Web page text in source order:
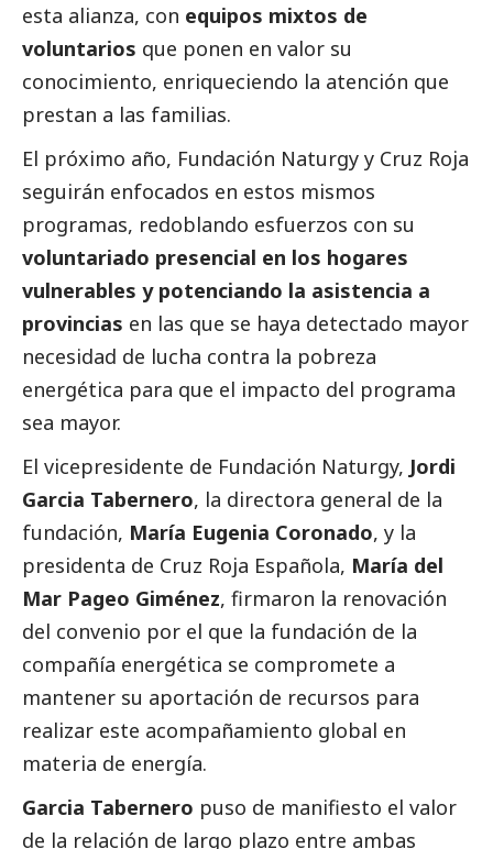
esta alianza, con equipos mixtos de
voluntarios que ponen en valor su
conocimiento, enriqueciendo la atención que
prestan a las familias.
El próximo año, Fundación Naturgy y Cruz Roja
seguirán enfocados en estos mismos
programas, redoblando esfuerzos con su
voluntariado presencial en los hogares
vulnerables y potenciando la asistencia a
provincias en las que se haya detectado mayor
necesidad de lucha contra la pobreza
energética para que el impacto del programa
sea mayor.
El vicepresidente de Fundación Naturgy, Jordi
Garcia Tabernero, la directora general de la
fundación, María Eugenia Coronado, y la
presidenta de Cruz Roja Española, María del
Mar Pageo Giménez, firmaron la renovación
del convenio por el que la fundación de la
compañía energética se compromete a
mantener su aportación de recursos para
realizar este acompañamiento global en
materia de energía.
Garcia Tabernero puso de manifiesto el valor
de la relación de largo plazo entre ambas